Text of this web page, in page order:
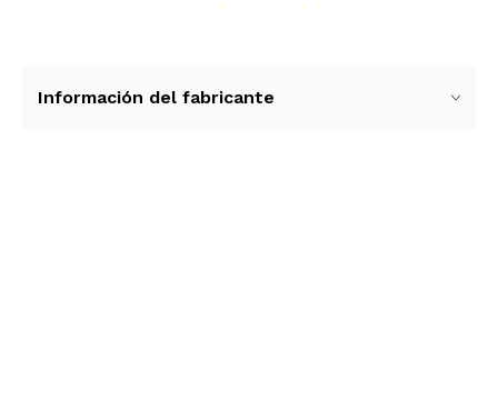
no requiere controladores adicionales. Es
Información del fabricante